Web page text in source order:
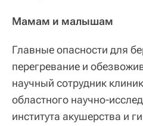
Мамам и малышам
Главные опасности для
перегревание и
научный сотрудник
областного научно-
института акушерства и